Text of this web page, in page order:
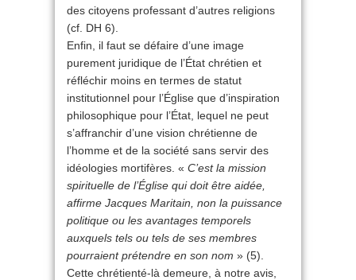
des citoyens professant d’autres religions
(cf. DH 6).
Enfin, il faut se défaire d’une image
purement juridique de l’État chrétien et
réfléchir moins en termes de statut
institutionnel pour l’Église que d’inspiration
philosophique pour l’État, lequel ne peut
s’affranchir d’une vision chrétienne de
l’homme et de la société sans servir des
idéologies mortifères. « C’est la mission
spirituelle de l’Église qui doit être aidée,
affirme Jacques Maritain, non la puissance
politique ou les avantages temporels
auxquels tels ou tels de ses membres
pourraient prétendre en son nom » (5).
Cette chrétienté-là demeure, à notre avis,